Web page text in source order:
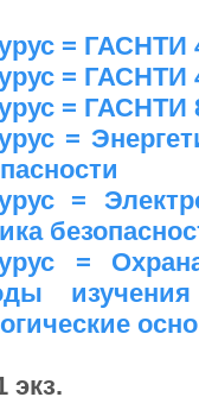
= ГАСНТИ
= ГАСНТИ
= ГАСНТИ
=
=
=
экз.